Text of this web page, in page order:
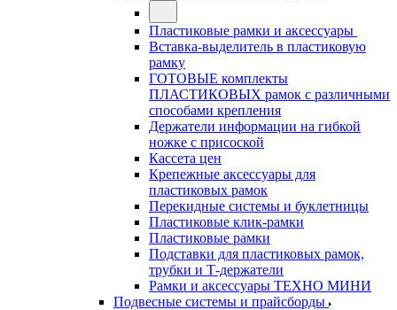
Пластиковые рамки и аксессуары
Вставка-выделитель в пластиковую
рамку
ГОТОВЫЕ комплекты
ПЛАСТИКОВЫХ рамок с различными
способами крепления
Держатели информации на гибкой
ножке с присоской
Кассета цен
Крепежные аксессуары для
пластиковых рамок
Перекидные системы и буклетницы
Пластиковые клик-рамки
Пластиковые рамки
Подставки для пластиковых рамок,
трубки и Т-держатели
Рамки и аксессуары ТЕХНО МИНИ
Подвесные системы и прайсборды